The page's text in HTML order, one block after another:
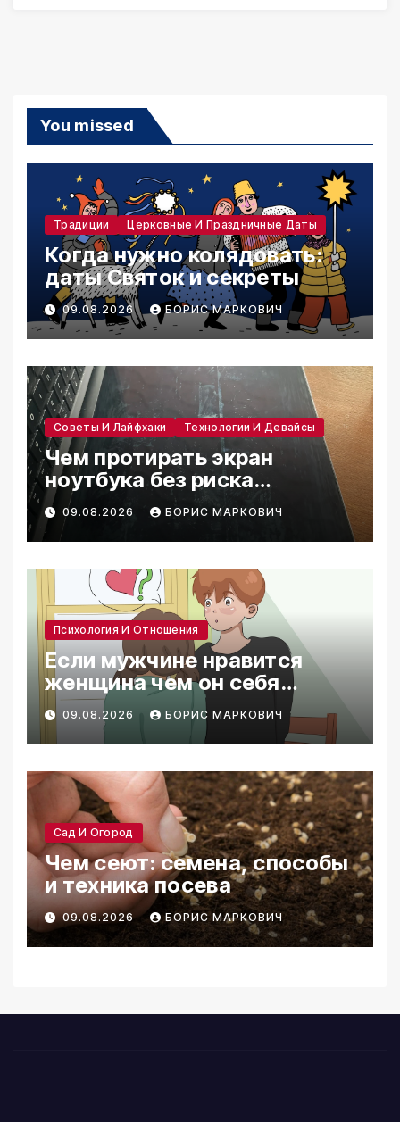
You missed
Традиции Церковные И Праздничные Даты
Когда нужно колядовать:
даты Святок и секреты
09.08.2026 БОРИС МАРКОВИЧ
Советы И Лайфхаки Технологии И Девайсы
Чем протирать экран
ноутбука без риска
повредить покрытие
09.08.2026 БОРИС МАРКОВИЧ
Психология И Отношения
Если мужчине нравится
женщина чем он себя
выдает
09.08.2026 БОРИС МАРКОВИЧ
Сад И Огород
Чем сеют: семена, способы
и техника посева
09.08.2026 БОРИС МАРКОВИЧ